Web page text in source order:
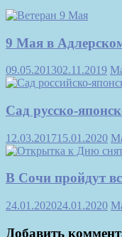
9 Мая в
09.05.201302.11.2019
Сад русско-
12.03.201715.01.2020
В Сочи пройдут
24.01.202024.01.2020
Добавить